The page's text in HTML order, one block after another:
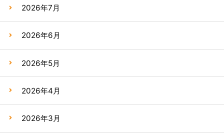
2026年7月
2026年6月
2026年5月
2026年4月
2026年3月